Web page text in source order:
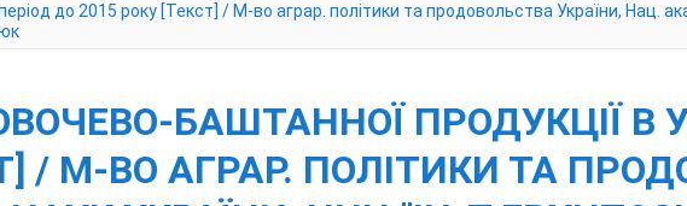
до 2015 року [Текст] / М-во аграр. політики та продовольства України, Нац.
БАШТАННОЇ ПРОДУКЦІЇ В
/ М-ВО АГРАР. ПОЛІТИКИ ТА